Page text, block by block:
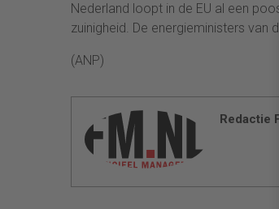
Nederland loopt in de EU al een
zuinigheid. De energieministers van
(ANP)
Redactie